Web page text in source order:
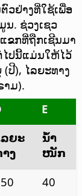
ວຢ່າງທີ່ໃຊ້ເພື່ອ
. ຊ່ວງເຊວ
ຂກທີ່ຖືກເຊີນມາ
ໄປນີ້ແມ່ນໃຫ້ໄວ້
ປີ), ໄລຍະທາງ
າມ).
E
ຍະ
ງ
ນ້ຳ
ໜັກ
40